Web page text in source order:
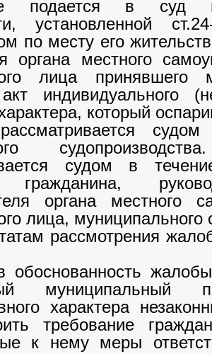
подается в суд
установленной
по месту его
органа местного
лица принявшего
индивидуального
который
судом в
гражданина,
органа местного
лица, муниципального
рассмотрения
обоснованность
муниципальный
характера
требование
к нему меры